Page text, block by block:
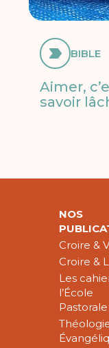
BIBLE
Aimer,
savoir
NOS
Croire &
Croire &
Les
l’École
Pastorale